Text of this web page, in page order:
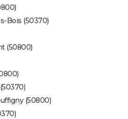
Bois (50370)
(50800)
(50800)